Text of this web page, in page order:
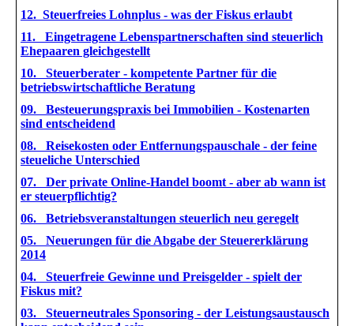
12. Steuerfreies Lohnplus - was der Fiskus erlaubt
11. Eingetragene Lebenspartnerschaften sind steuerlich
Ehepaaren gleichgestellt
10. Steuerberater - kompetente Partner für die
betriebswirtschaftliche Beratung
09. Besteuerungspraxis bei Immobilien - Kostenarten
sind entscheidend
08. Reisekosten oder Entfernungspauschale - der feine
steueliche Unterschied
07. Der private Online-Handel boomt - aber ab wann ist
er steuerpflichtig?
06. Betriebsveranstaltungen steuerlich neu geregelt
05. Neuerungen für die Abgabe der Steuererklärung
2014
04. Steuerfreie Gewinne und Preisgelder - spielt der
Fiskus mit?
03. Steuerneutrales Sponsoring - der Leistungsaustausch